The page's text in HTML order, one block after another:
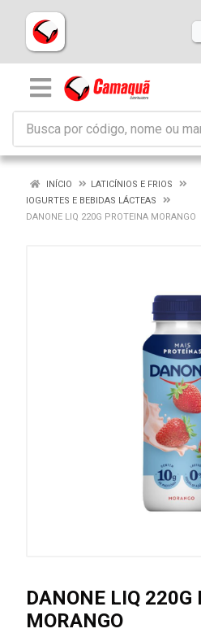
INÍCIO
LATICÍNIOS E FRIOS
IOGURTES E BEBIDAS LÁCTEAS
DANONE LIQ 220G PROTEINA MORANGO
DANONE LIQ 220G
MORANGO